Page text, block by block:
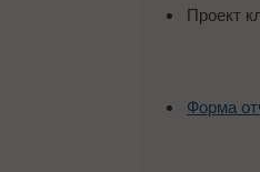
Проект
Форма